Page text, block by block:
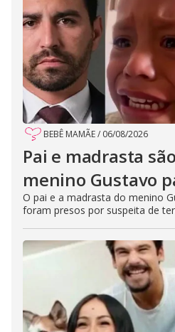
BEBÊ MAMÃE/ 06/08/2026
Pai e madrasta
menino Gustavo
O pai e a madrasta do menino
foram presos por suspeita de